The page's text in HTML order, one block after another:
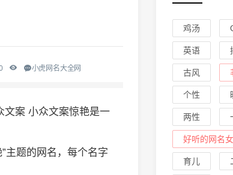
小虎网名大全网
文案 小众文案惊艳是一
主题的网名，每个名字
鸡汤
英语
古风
个性
两性
好听的网名
育儿